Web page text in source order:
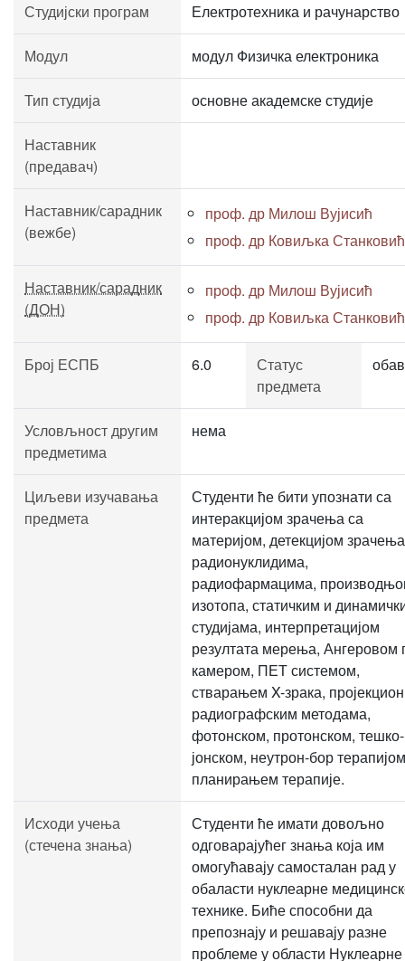
Студијски програм Електротехника и рачунарство
Модул модул Физичка електроника
Тип студија основне академске студије
Наставник
(предавач)
Наставник/сарадник
(вежбе)
проф. др Милош Вујисић
проф. др Ковиљка Станковић
Наставник/сарадник
(ДОН)
проф. др Милош Вујисић
проф. др Ковиљка Станковић
Број ЕСПБ 6.0
Статус
предмета
Условљност другим
предметима
нема
Циљеви изучавања
предмета
Студенти ће бити упознати са
интеракцијом зрачења са
материјом, детекцијом
радионуклидима,
радиофармацима,
изотопа, статичким и
студијама, интерпретацијом
резултата мерења, Ангеровом
камером, ПЕТ системом,
стварањем X-зрака,
радиографским методама,
фотонском, протонском, тешко-
јонском, неутрон-бор
планирањем терапије.
Исходи учења
(стечена знања)
Студенти ће имати довољно
одговарајућег знања која им
омогућавају самосталан рад у
обаласти нуклеарне
технике. Биће способни да
препознају и решавају разне
проблеме у области Нуклеарне